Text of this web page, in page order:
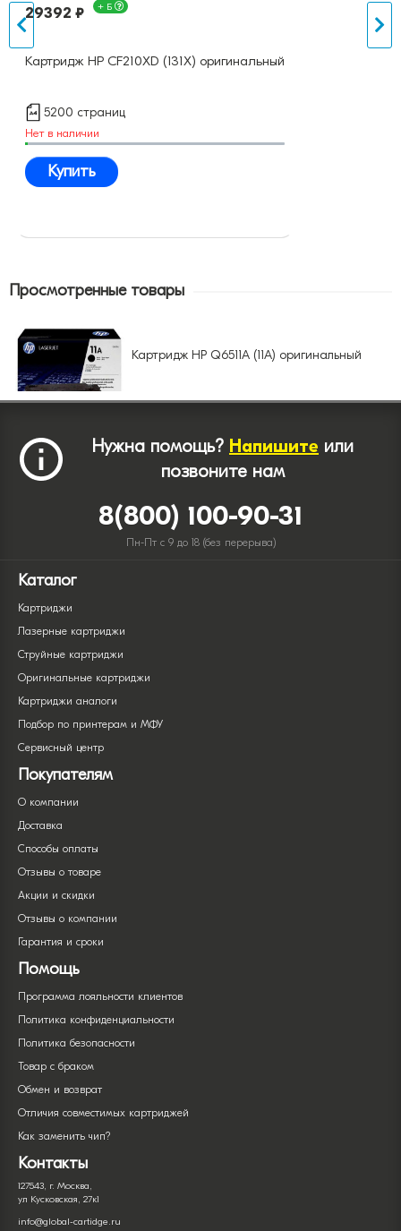
29392 ₽ + Б
Картридж HP CF210XD (131X) оригинальный
5200 страниц
Нет в наличии
Купить
Просмотренные товары
Картридж HP Q6511A (11A) оригинальный
Нужна помощь? Напишите или
позвоните нам
8(800) 100-90-31
Пн-Пт с 9 до 18 (без перерыва)
Каталог
Картриджи
Лазерные картриджи
Струйные картриджи
Оригинальные картриджи
Картриджи аналоги
Подбор по принтерам и МФУ
Сервисный центр
Покупателям
О компании
Доставка
Способы оплаты
Отзывы о товаре
Акции и скидки
Отзывы о компании
Гарантия и сроки
Помощь
Программа лояльности клиентов
Политика конфиденциальности
Политика безопасности
Товар с браком
Обмен и возврат
Отличия совместимых картриджей
Как заменить чип?
Контакты
127543, г. Москва,
ул Кусковская, 27к1
info@global-cartidge.ru